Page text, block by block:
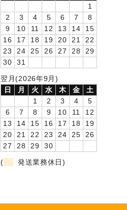
1
2
3 4 5 6 7
8
9
10 11 12 13 14
15
16
17 18 19 20 21
22
23
24 25 26 27 28
29
30
31
翌月(2026年9月)
日
月 火 水 木 金
土
1
2 3 4
5
6
7 8 9 10 11
12
13
14 15 16 17 18
19
20
21 22 23 24 25
26
27
28 29
30
(
発送業務休日)